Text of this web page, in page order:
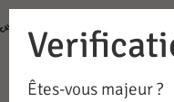
Êtes-vous majeur ?